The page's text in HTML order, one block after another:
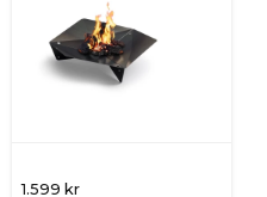
1.599 kr